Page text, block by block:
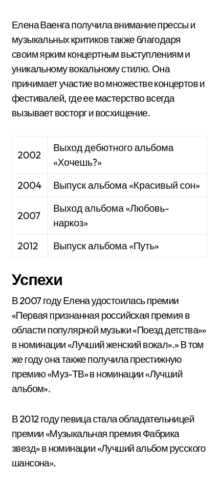
Елена Ваенга получила внимание прессы и
музыкальных критиков также благодаря
своим ярким концертным выступлениям и
уникальному вокальному стилю. Она
принимает участие во множестве концертов и
фестивалей, где ее мастерство всегда
вызывает восторг и восхищение.
2002
Выход дебютного альбома
«Хочешь?»
2004
Выпуск альбома «Красивый сон»
2007
Выход альбома «Любовь-
наркоз»
2012
Выпуск альбома «Путь»
Успехи
В 2007 году Елена удостоилась премии
«Первая признанная российская премия в
области популярной музыки «Поезд детства»»
в номинации «Лучший женский вокал».» В том
же году она также получила престижную
премию «Муз-ТВ» в номинации «Лучший
альбом».
В 2012 году певица стала обладательницей
премии «Музыкальная премия Фабрика
звезд» в номинации «Лучший альбом русского
шансона».